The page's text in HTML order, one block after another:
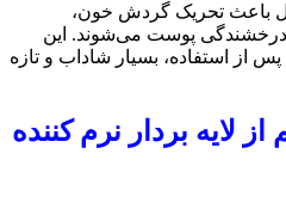
باعث تحریک گردش خون،
درخشندگی پوست می‌شوند. این
از استفاده، بسیار شاداب و تازه
لایه‌ بردار نرم‌ کننده